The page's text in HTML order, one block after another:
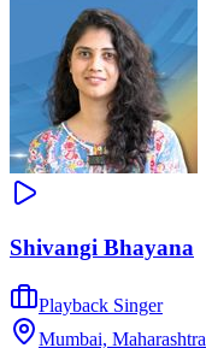
Shivangi Bhayana
Playback Singer
Mumbai, Maharashtra